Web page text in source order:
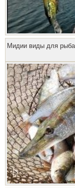
Мидии виды для